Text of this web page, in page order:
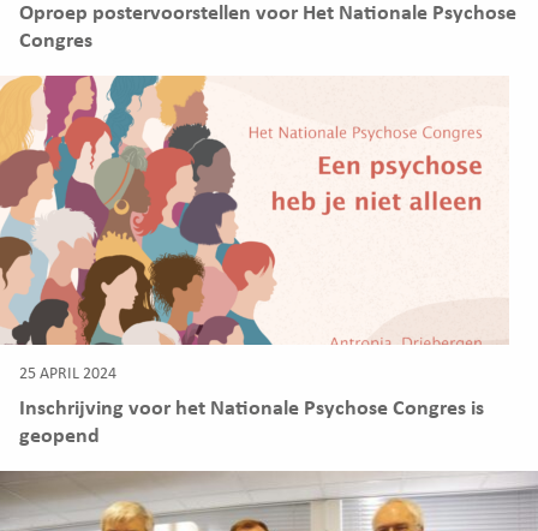
Oproep postervoorstellen voor Het Nationale Psychose
Congres
25 APRIL 2024
Inschrijving voor het Nationale Psychose Congres is
geopend